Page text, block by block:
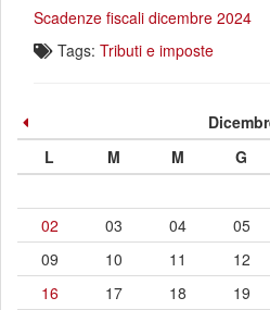
Scadenze fiscali dicembre 2024
Tags: Tributi e imposte
L
M M G
02
03 04 05
09
10 11 12
16
17 18 19